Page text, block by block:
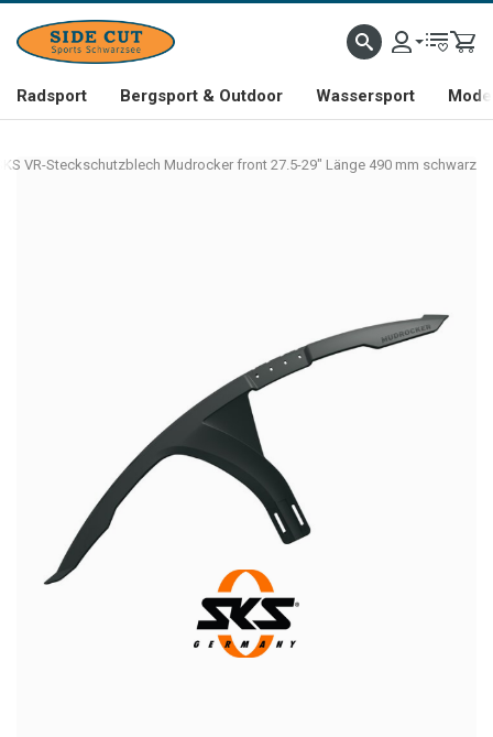
Radsport Bergsport & Outdoor Wassersport
VR-Steckschutzblech Mudrocker front 27.5-29" Länge 490 mm schwarz